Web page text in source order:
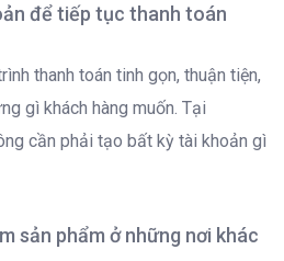
để tiếp tục thanh toán
thanh toán tinh gọn, thuận tiện,
gì khách hàng muốn. Tại
cần phải tạo bất kỳ tài khoản gì
sản phẩm ở những nơi khác